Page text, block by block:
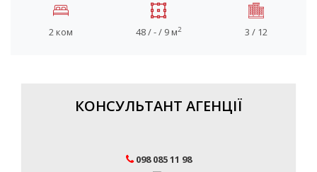
2 ком 48 / - / 9 м2 3 / 12
КОНСУЛЬТАНТ АГЕНЦІЇ
098 085 11 98